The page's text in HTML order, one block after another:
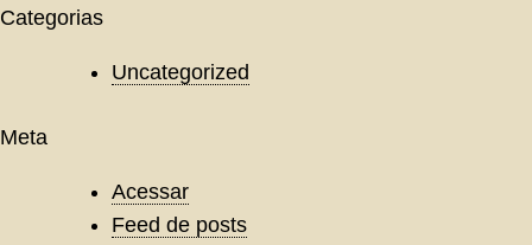
Categorias
Uncategorized
Meta
Acessar
Feed de posts